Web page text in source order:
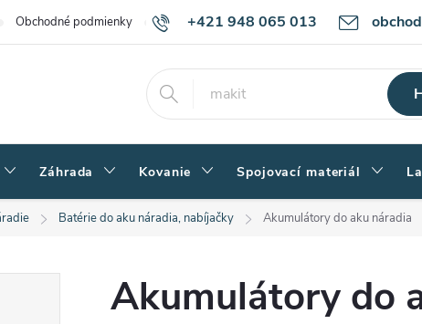
+421 948 065 013
Obchodné podmienky Podmienky ochrany osobných údajov Ako
Záhrada Kovanie Spojovací materiál
Batérie do aku náradia, nabíjačky Akumulátory do aku náradia
Akumulátory do